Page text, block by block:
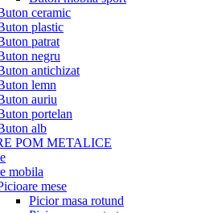
ceramic
plastic
patrat
negru
antichizat
lemn
auriu
portelan
alb
POM METALICE
mobila
mese
Picior masa rotund